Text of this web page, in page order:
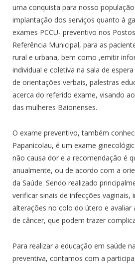
uma conquista para nosso
implantação dos serviços quanto à
exames PCCU- preventivo nos
Referência Municipal, para as
rural e urbana, bem como ,emitir
individual e coletiva na sala de
de orientações verbais, palestras
acerca do referido exame, visando
das mulheres Baionenses.
O exame preventivo, também
Papanicolau, é um exame
não causa dor e a recomendação é
anualmente, ou de acordo com a
da Saúde. Sendo realizado
verificar sinais de infecções vaginais,
alterações no colo do útero e avaliar
de câncer, que podem trazer
Para realizar a educação em saúde
preventiva, contamos com a